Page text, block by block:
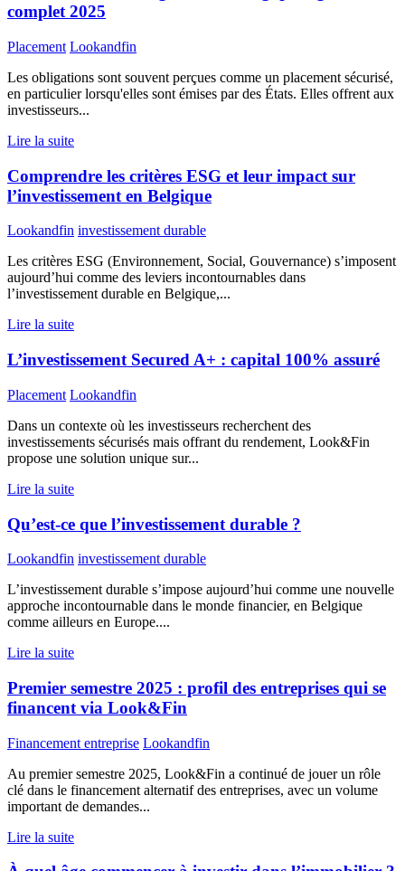
complet 2025
Placement Lookandfin
Les obligations sont souvent perçues comme un placement sécurisé,
en particulier lorsqu'elles sont émises par des États. Elles offrent aux
investisseurs...
Lire la suite
Comprendre les critères ESG et leur impact sur
l’investissement en Belgique
Lookandfin investissement durable
Les critères ESG (Environnement, Social, Gouvernance) s’imposent
aujourd’hui comme des leviers incontournables dans
l’investissement durable en Belgique,...
Lire la suite
L’investissement Secured A+ : capital 100% assuré
Placement Lookandfin
Dans un contexte où les investisseurs recherchent des
investissements sécurisés mais offrant du rendement, Look&Fin
propose une solution unique sur...
Lire la suite
Qu’est-ce que l’investissement durable ?
Lookandfin investissement durable
L’investissement durable s’impose aujourd’hui comme une nouvelle
approche incontournable dans le monde financier, en Belgique
comme ailleurs en Europe....
Lire la suite
Premier semestre 2025 : profil des entreprises qui se
financent via Look&Fin
Financement entreprise Lookandfin
Au premier semestre 2025, Look&Fin a continué de jouer un rôle
clé dans le financement alternatif des entreprises, avec un volume
important de demandes...
Lire la suite